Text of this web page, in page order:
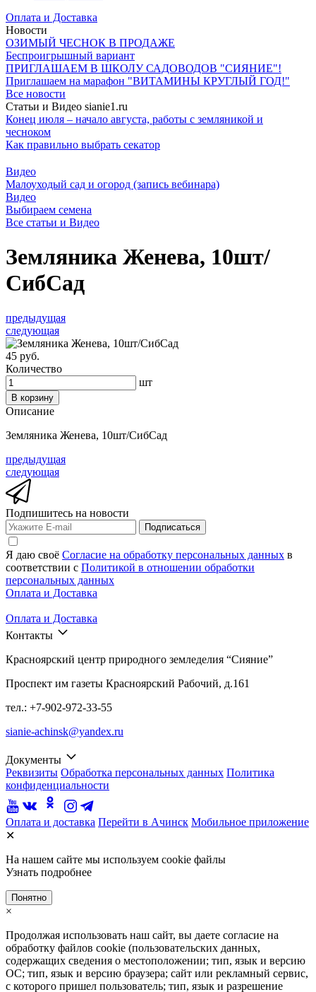
Оплата и Доставка
Новости
ОЗИМЫЙ ЧЕСНОК В ПРОДАЖЕ
Беспроигрышный вариант
ПРИГЛАШАЕМ В ШКОЛУ САДОВОДОВ "СИЯНИЕ"!
Приглашаем на марафон "ВИТАМИНЫ КРУГЛЫЙ ГОД!"
Все новости
Статьи и Видео sianie1.ru
Конец июля – начало августа, работы с земляникой и
чесноком
Как правильно выбрать секатор
Видео
Малоуходый сад и огород (запись вебинара)
Видео
Выбираем семена
Все cтатьи и Видео
Земляника Женева, 10шт/
СибСад
предыдущая
следующая
45 руб.
Количество
шт
В корзину
Описание
Земляника Женева, 10шт/СибСад
предыдущая
следующая
Подпишитесь на новости
Подписаться
Я даю своё Согласие на обработку персональных данных в
соответствии с Политикой в отношении обработки
персональных данных
Оплата и Доставка
Оплата и Доставка
Контакты
Красноярский центр природного земледелия “Сияние”
Проспект им газеты Красноярский Рабочий, д.161
тел.: +7-902-972-33-55
sianie-achinsk@yandex.ru
Документы
Реквизиты Обработка персональных данных Политика
конфиденциальности
Оплата и доставка Перейти в Ачинск Мобильное приложение
✕
На нашем сайте мы используем cookie файлы
Узнать подробнее
Понятно
×
Продолжая использовать наш сайт, вы даете согласие на
обработку файлов cookie (пользовательских данных,
содержащих сведения о местоположении; тип, язык и версию
ОС; тип, язык и версию браузера; сайт или рекламный сервис,
с которого пришел пользователь; тип, язык и разрешение